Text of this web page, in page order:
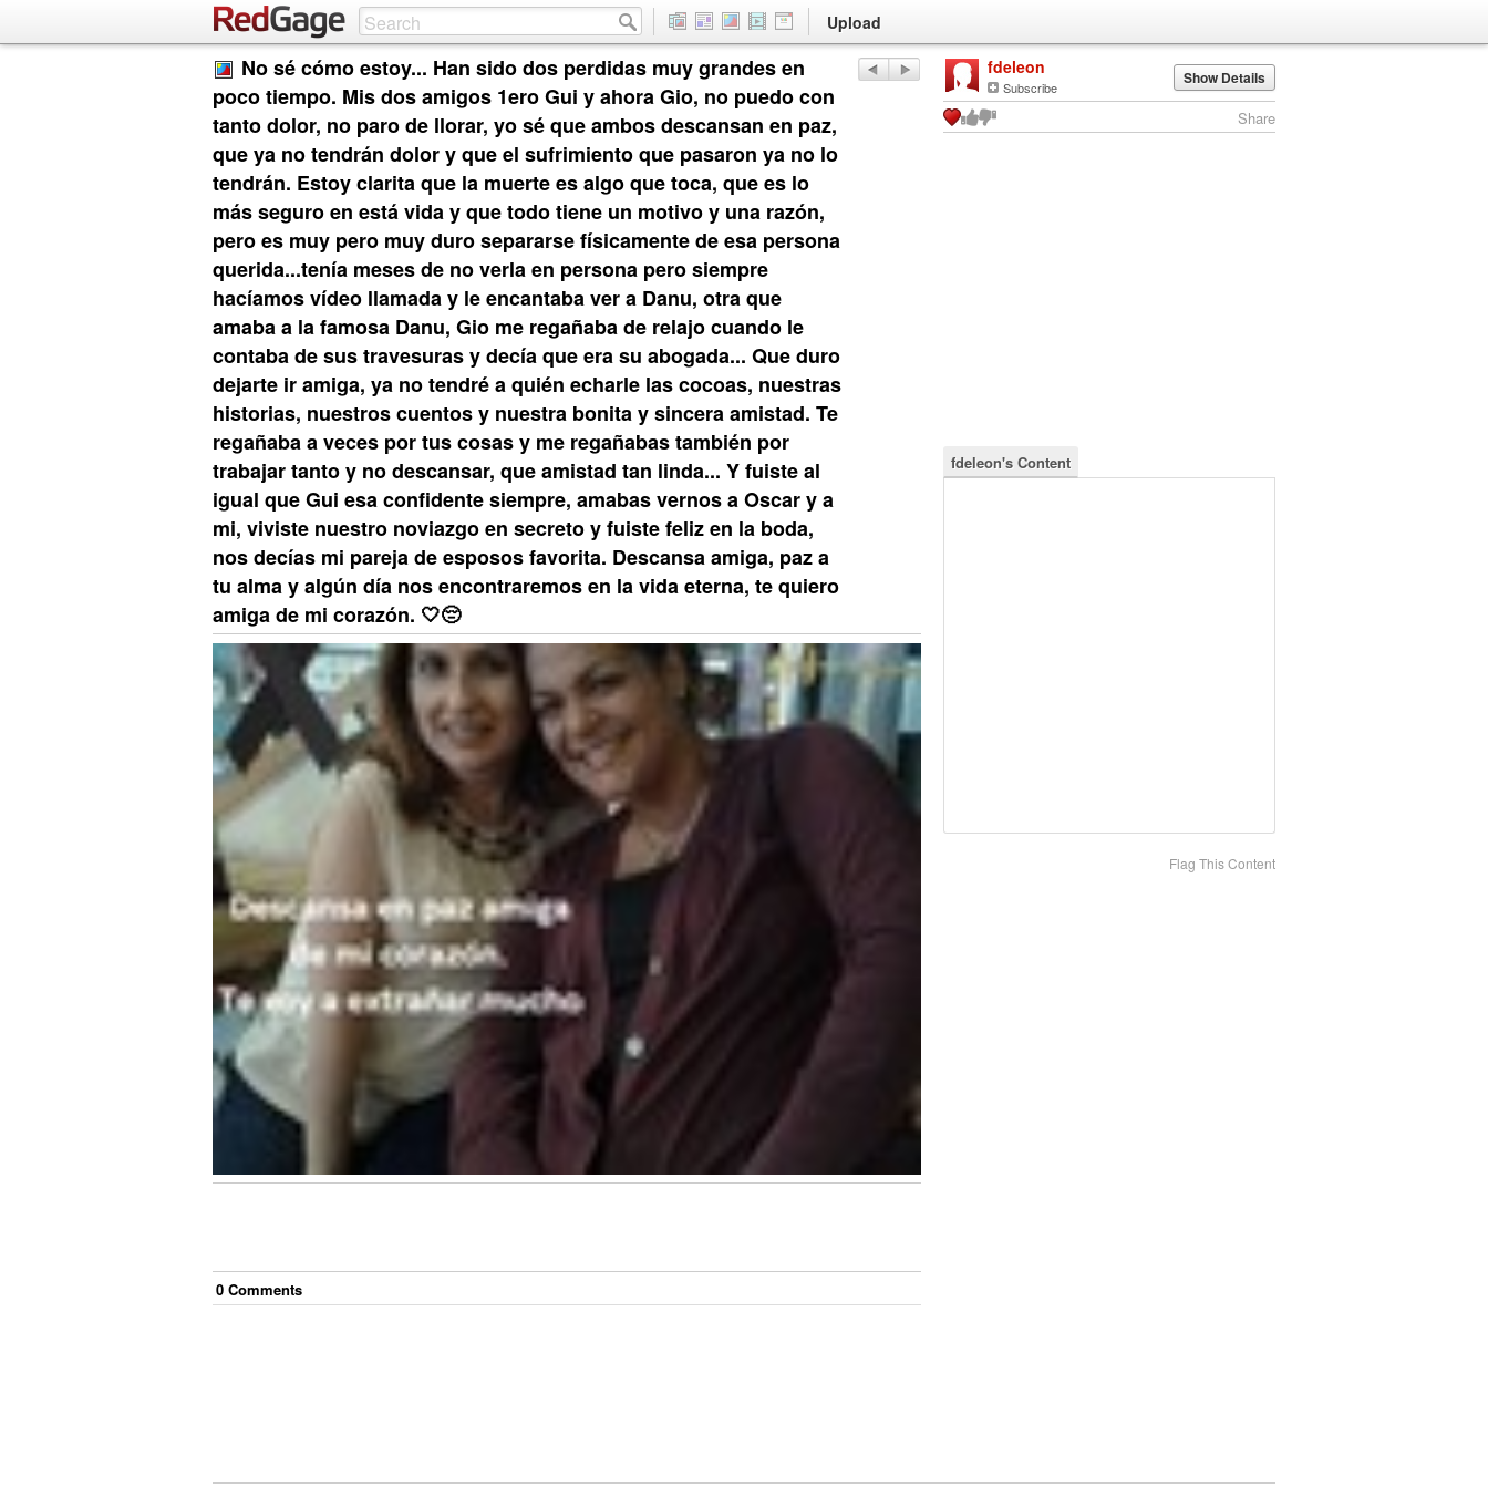
Upload
No sé cómo estoy... Han sido dos perdidas muy grandes en
poco tiempo. Mis dos amigos 1ero Gui y ahora Gio, no puedo con
tanto dolor, no paro de llorar, yo sé que ambos descansan en paz,
que ya no tendrán dolor y que el sufrimiento que pasaron ya no lo
tendrán. Estoy clarita que la muerte es algo que toca, que es lo
más seguro en está vida y que todo tiene un motivo y una razón,
pero es muy pero muy duro separarse físicamente de esa persona
querida...tenía meses de no verla en persona pero siempre
hacíamos vídeo llamada y le encantaba ver a Danu, otra que
amaba a la famosa Danu, Gio me regañaba de relajo cuando le
contaba de sus travesuras y decía que era su abogada... Que duro
dejarte ir amiga, ya no tendré a quién echarle las cocoas, nuestras
historias, nuestros cuentos y nuestra bonita y sincera amistad. Te
regañaba a veces por tus cosas y me regañabas también por
trabajar tanto y no descansar, que amistad tan linda... Y fuiste al
igual que Gui esa confidente siempre, amabas vernos a Oscar y a
mi, viviste nuestro noviazgo en secreto y fuiste feliz en la boda,
nos decías mi pareja de esposos favorita. Descansa amiga, paz a
tu alma y algún día nos encontraremos en la vida eterna, te quiero
amiga de mi corazón. 🤍😔
0 Comments
fdeleon
Subscribe Show Details
Share
fdeleon's Content
Flag This Content